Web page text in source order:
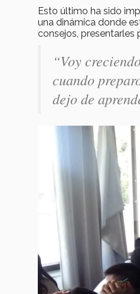
Esto último ha sido
una dinámica donde
consejos,
“Voy
cuando
dejo de